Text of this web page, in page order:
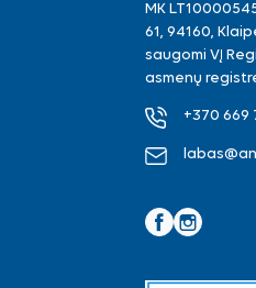
MK
61, 94160,
saugomi VĮ
asmenų
+370 669